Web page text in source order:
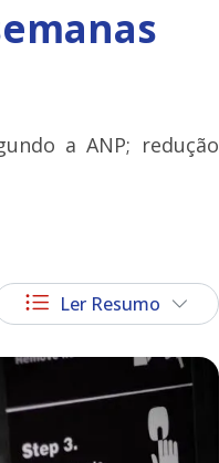
a ANP; redução
Ler Resumo